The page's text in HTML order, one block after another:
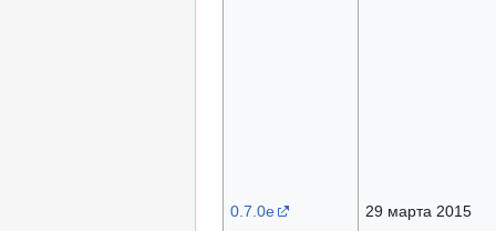
0.7.0e 29 марта 2015